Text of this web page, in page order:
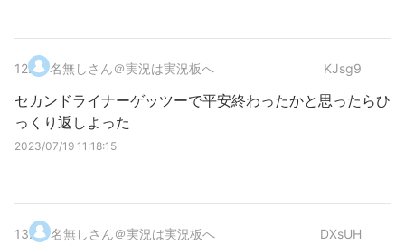
12. 名無しさん＠実況は実況板へ KJsg9
セカンドライナーゲッツーで平安終わったかと思ったらひ
っくり返しよった
2023/07/19 11:18:15
13. 名無しさん＠実況は実況板へ DXsUH